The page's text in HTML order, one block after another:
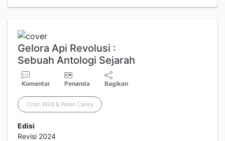
Gelora Api Revolusi :
Sebuah Antologi Sejarah
Komentar Penanda Bagikan
Colin Wild & Peter Carey
Edisi
Revisi 2024